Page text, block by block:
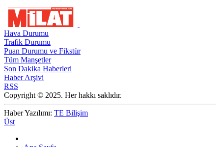
Hava Durumu
Trafik Durumu
Puan Durumu ve Fikstür
Tüm Manşetler
Son Dakika Haberleri
Haber Arşivi
RSS
Copyright © 2025. Her hakkı saklıdır.
Haber Yazılımı: TE Bilişim
Üst